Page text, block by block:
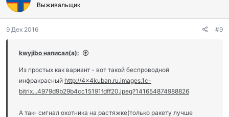
Выживальщик
9 Дек 2016 #9
kwyjibo написал(а):
Из простых как вариант - вот такой беспроводной
инфракрасный http://4x4kuban.ru.images.1c-
bitrix...4979d9b29b4cc15191fdff20.jpeg?141654874988826
А так- сигнал охотника на растяжке(только ракету лучше